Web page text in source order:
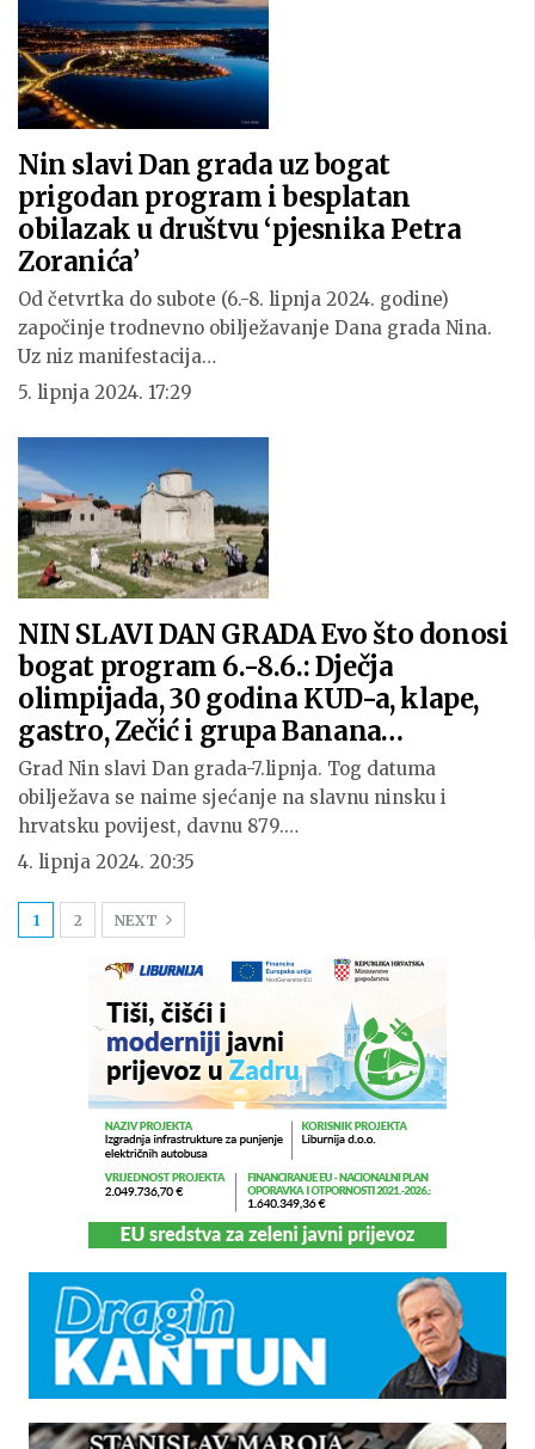
Nin slavi Dan grada uz bogat
prigodan program i besplatan
obilazak u društvu ‘pjesnika Petra
Zoranića’
Od četvrtka do subote (6.-8. lipnja 2024. godine)
započinje trodnevno obilježavanje Dana grada Nina.
Uz niz manifestacija…
5. lipnja 2024. 17:29
NIN SLAVI DAN GRADA Evo što donosi
bogat program 6.-8.6.: Dječja
olimpijada, 30 godina KUD-a, klape,
gastro, Zečić i grupa Banana…
Grad Nin slavi Dan grada-7.lipnja. Tog datuma
obilježava se naime sjećanje na slavnu ninsku i
hrvatsku povijest, davnu 879.…
4. lipnja 2024. 20:35
1 2 NEXT